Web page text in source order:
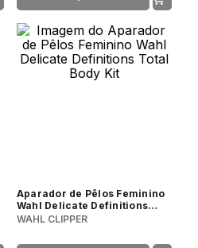
Aparador de Pêlos Feminino
Wahl Delicate Definitions
Total Body Kit
WAHL CLIPPER